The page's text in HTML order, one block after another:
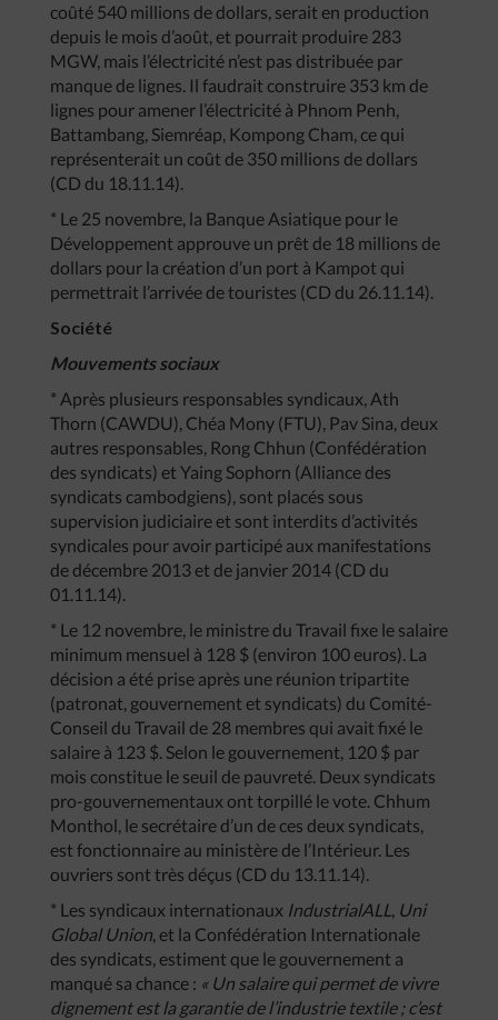
coûté 540 millions de dollars, serait en production
depuis le mois d’août, et pourrait produire 283
MGW, mais l’électricité n’est pas distribuée par
manque de lignes. Il faudrait construire 353 km de
lignes pour amener l’électricité à Phnom Penh,
Battambang, Siemréap, Kompong Cham, ce qui
représenterait un coût de 350 millions de dollars
(CD du 18.11.14).
* Le 25 novembre, la Banque Asiatique pour le
Développement approuve un prêt de 18 millions de
dollars pour la création d’un port à Kampot qui
permettrait l’arrivée de touristes (CD du 26.11.14).
Société
Mouvements sociaux
* Après plusieurs responsables syndicaux, Ath
Thorn (CAWDU), Chéa Mony (FTU), Pav Sina, deux
autres responsables, Rong Chhun (Confédération
des syndicats) et Yaing Sophorn (Alliance des
syndicats cambodgiens), sont placés sous
supervision judiciaire et sont interdits d’activités
syndicales pour avoir participé aux manifestations
de décembre 2013 et de janvier 2014 (CD du
01.11.14).
* Le 12 novembre, le ministre du Travail fixe le salaire
minimum mensuel à 128 $ (environ 100 euros). La
décision a été prise après une réunion tripartite
(patronat, gouvernement et syndicats) du Comité-
Conseil du Travail de 28 membres qui avait fixé le
salaire à 123 $. Selon le gouvernement, 120 $ par
mois constitue le seuil de pauvreté. Deux syndicats
pro-gouvernementaux ont torpillé le vote. Chhum
Monthol, le secrétaire d’un de ces deux syndicats,
est fonctionnaire au ministère de l’Intérieur. Les
ouvriers sont très déçus (CD du 13.11.14).
* Les syndicaux internationaux IndustrialALL, Uni
Global Union, et la Confédération Internationale
des syndicats, estiment que le gouvernement a
manqué sa chance : « Un salaire qui permet de vivre
dignement est la garantie de l’industrie textile ; c’est